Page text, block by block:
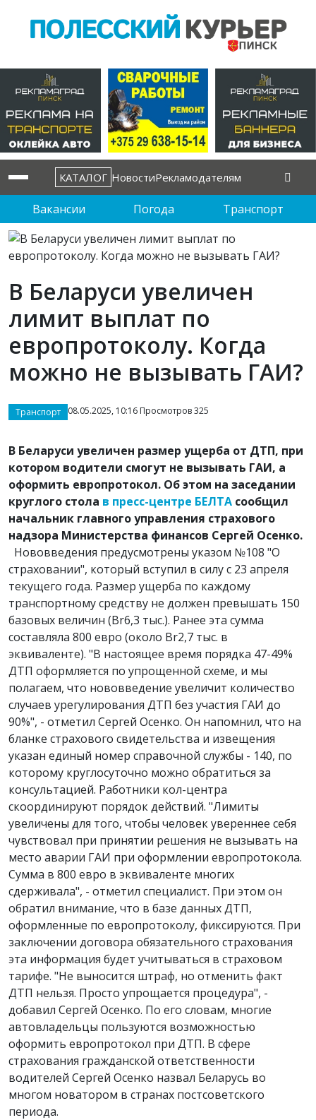
КАТАЛОГ НовостиРекламодателям
Вакансии Погода Транспорт
В Беларуси увеличен
лимит выплат по
европротоколу. Когда
можно не вызывать ГАИ?
Транспорт 08.05.2025, 10:16 Просмотров 325
В Беларуси увеличен размер ущерба от ДТП, при
котором водители смогут не вызывать ГАИ, а
оформить европротокол. Об этом на заседании
круглого стола в пресс-центре БЕЛТА сообщил
начальник главного управления страхового
надзора Министерства финансов Сергей Осенко.
Нововведения предусмотрены указом №108 "О
страховании", который вступил в силу с 23 апреля
текущего года. Размер ущерба по каждому
транспортному средству не должен превышать 150
базовых величин (Br6,3 тыс.). Ранее эта сумма
составляла 800 евро (около Br2,7 тыс. в
эквиваленте). "В настоящее время порядка 47-49%
ДТП оформляется по упрощенной схеме, и мы
полагаем, что нововведение увеличит количество
случаев урегулирования ДТП без участия ГАИ до
90%", - отметил Сергей Осенко. Он напомнил, что на
бланке страхового свидетельства и извещения
указан единый номер справочной службы - 140, по
которому круглосуточно можно обратиться за
консультацией. Работники кол-центра
скоординируют порядок действий. "Лимиты
увеличены для того, чтобы человек увереннее себя
чувствовал при принятии решения не вызывать на
место аварии ГАИ при оформлении европротокола.
Сумма в 800 евро в эквиваленте многих
сдерживала", - отметил специалист. При этом он
обратил внимание, что в базе данных ДТП,
оформленные по европротоколу, фиксируются. При
заключении договора обязательного страхования
эта информация будет учитываться в страховом
тарифе. "Не выносится штраф, но отменить факт
ДТП нельзя. Просто упрощается процедура", -
добавил Сергей Осенко. По его словам, многие
автовладельцы пользуются возможностью
оформить европротокол при ДТП. В сфере
страхования гражданской ответственности
водителей Сергей Осенко назвал Беларусь во
многом новатором в странах постсоветского
периода.